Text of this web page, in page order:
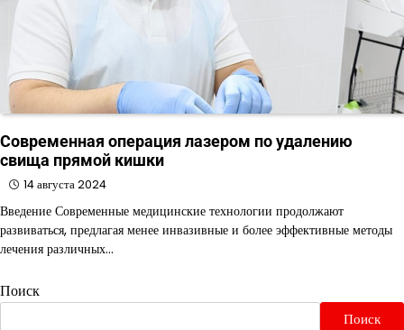
Современная операция лазером по удалению
свища прямой кишки
14 августа 2024
Введение Современные медицинские технологии продолжают
развиваться, предлагая менее инвазивные и более эффективные методы
лечения различных…
Поиск
Поиск